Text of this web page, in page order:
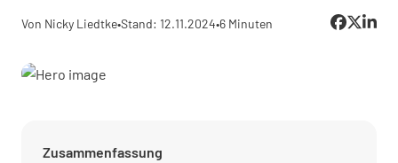
Von Nicky Liedtke•Stand: 12.11.2024•6 Minuten
Zusammenfassung